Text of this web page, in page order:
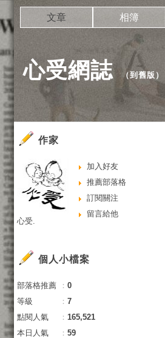
心受網誌（到舊版 ）
文章 相簿
作家
加入好友
推薦部落格
訂閱關注
留言給他
心受.
個人小檔案
部落格推薦 ： 0
等級
： 7
點閱人氣
： 165,521
本日人氣
： 59